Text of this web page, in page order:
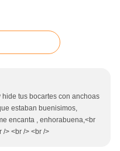
hide tus bocartes con anchoas
estaban buenisimos,
encanta , enhorabuena,<br
/> <br /> <br />